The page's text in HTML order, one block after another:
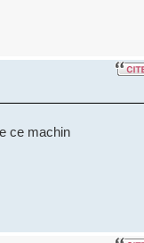
ce machin